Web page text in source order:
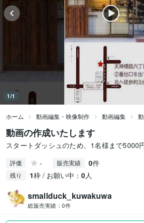
1/1
ホーム 動画編集・映像制作 動画編集
動画の作成いたします
スタートダッシュのため、1名様まで5000
評価 - 販売実績 0件
残り 1枠 / お願い中： 0人
smallduck_kuwakuwa
総販売実績： 0件